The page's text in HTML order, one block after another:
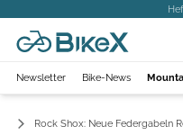
Newsletter Bike-News
Rock Shox: Neue Federgabeln